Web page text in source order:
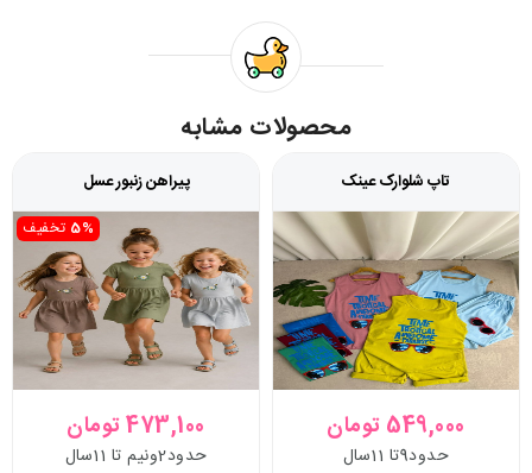
محصولات مشابه
تاپ شلوارک عینک
549,000 تومان
حدود9تا 11سال
پیراهن زنبور عسل
5% تخفیف
473,100 تومان
حدود2ونیم تا 11سال